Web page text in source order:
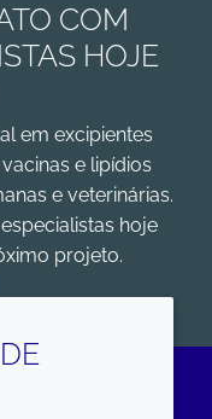
COM
HOJE
em excipientes
e lipídios
e veterinárias.
hoje
projeto.